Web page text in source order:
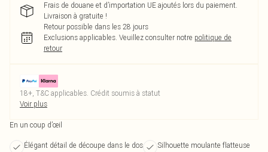
Frais de douane et d’importation UE ajoutés lors du paiement.
Livraison à gratuite !
Retour possible dans les 28 jours
Exclusions applicables. Veuillez consulter notre politique de
retour
18+, T&C applicables. Crédit soumis à statut
Voir plus
En un coup d’œil
Élégant détail de découpe dans le dos
Silhouette moulante flatteuse